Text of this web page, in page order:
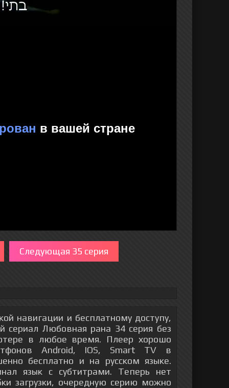
Следующая 35 серия
навигации и бесплатному доступу,
сериал Любовная рана 34 серия без
в любое время. Плеер хорошо
Android, IOS, Smart TV в
бесплатно и на русском языке.
язык с субтитрами. Теперь нет
загрузки, очередную серию можно